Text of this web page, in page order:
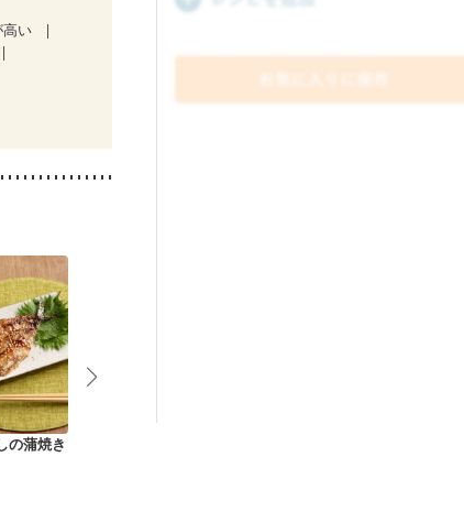
高い
病(初期)
の蒲焼き